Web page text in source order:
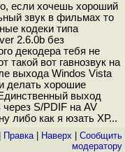
если хочешь хороший
звук в фильмах то
кодеки типа
2.6.0b без
декодера тебя не
такой вот гавнозвук на
выхода Windos Vista
делать хорошие
выход
S/PDIF на AV
либо как я юзать ХР...
Правка| Наверх
Cообщить
модератору